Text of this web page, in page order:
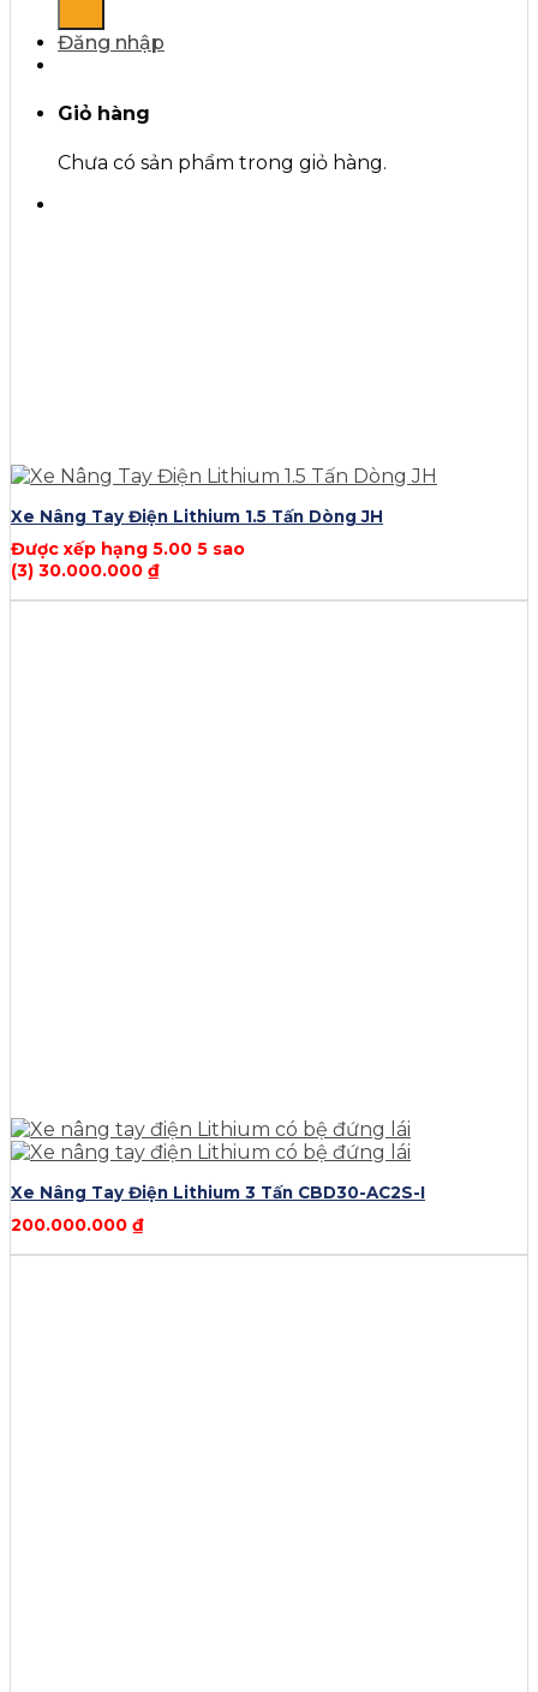
Đăng nhập
Giỏ hàng
Chưa có sản phẩm trong giỏ hàng.
Xe Nâng Tay Điện Lithium 1.5 Tấn Dòng JH
Được xếp hạng 5.00 5 sao
(3) 30.000.000 ₫
Xe Nâng Tay Điện Lithium 3 Tấn CBD30-AC2S-I
200.000.000 ₫